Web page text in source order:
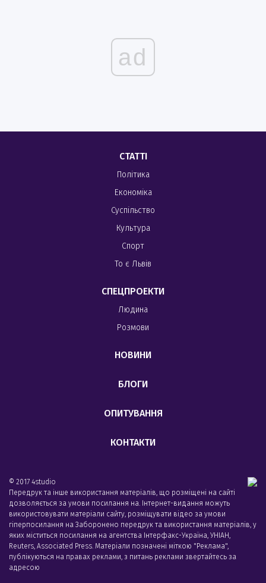
ad
СТАТТІ
Політика
Економіка
Суспільство
Культура
Спорт
То є Львів
СПЕЦПРОЕКТИ
Людина
Розмови
НОВИНИ
БЛОГИ
ОПИТУВАННЯ
КОНТАКТИ
© 2017 4studio
Передрук та інше використання матеріалів, що розміщені на сайті
дозволяється за умови посилання на. Інтернет-видання можуть
використовувати матеріали сайту, розміщувати відео за умови
гіперпосилання на Заборонено передрук та використання матеріалів, у
яких міститься посилання на агентства Iнтерфакс-Україна, УНIАН,
Reuters, Associated Press. Матеріали позначені міткою "Реклама",
публікуються на правах реклами, з питань реклами звертайтесь за
адресою